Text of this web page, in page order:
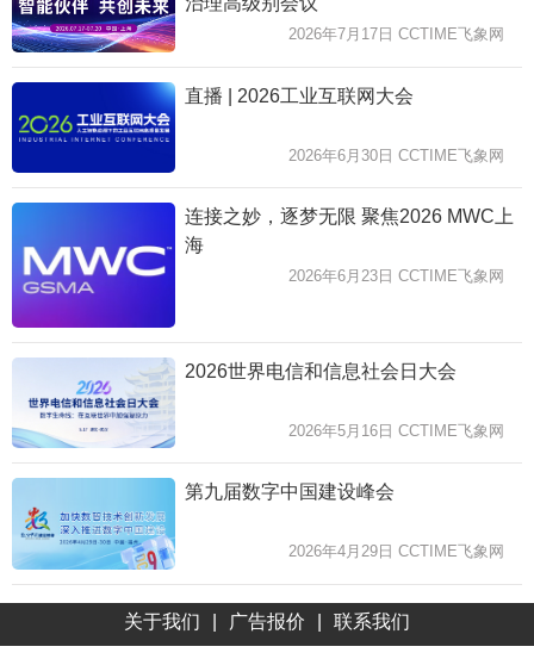
2026年7月17日 CCTIME飞象网
直播 | 2026工业互联网大会
2026年6月30日 CCTIME飞象网
连接之妙，逐梦无限 聚焦2026 MWC上
海
2026年6月23日 CCTIME飞象网
2026世界电信和信息社会日大会
2026年5月16日 CCTIME飞象网
第九届数字中国建设峰会
2026年4月29日 CCTIME飞象网
关于我们 广告报价 联系我们